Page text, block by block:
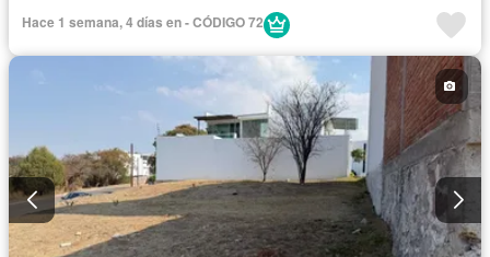
Hace 1 semana, 4 días en - CÓDIGO 72